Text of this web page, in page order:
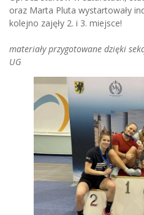
oraz Marta Pluta wystartowały
kolejno zajęły 2. i 3. miejsce!
materiały przygotowane dzięki
UG